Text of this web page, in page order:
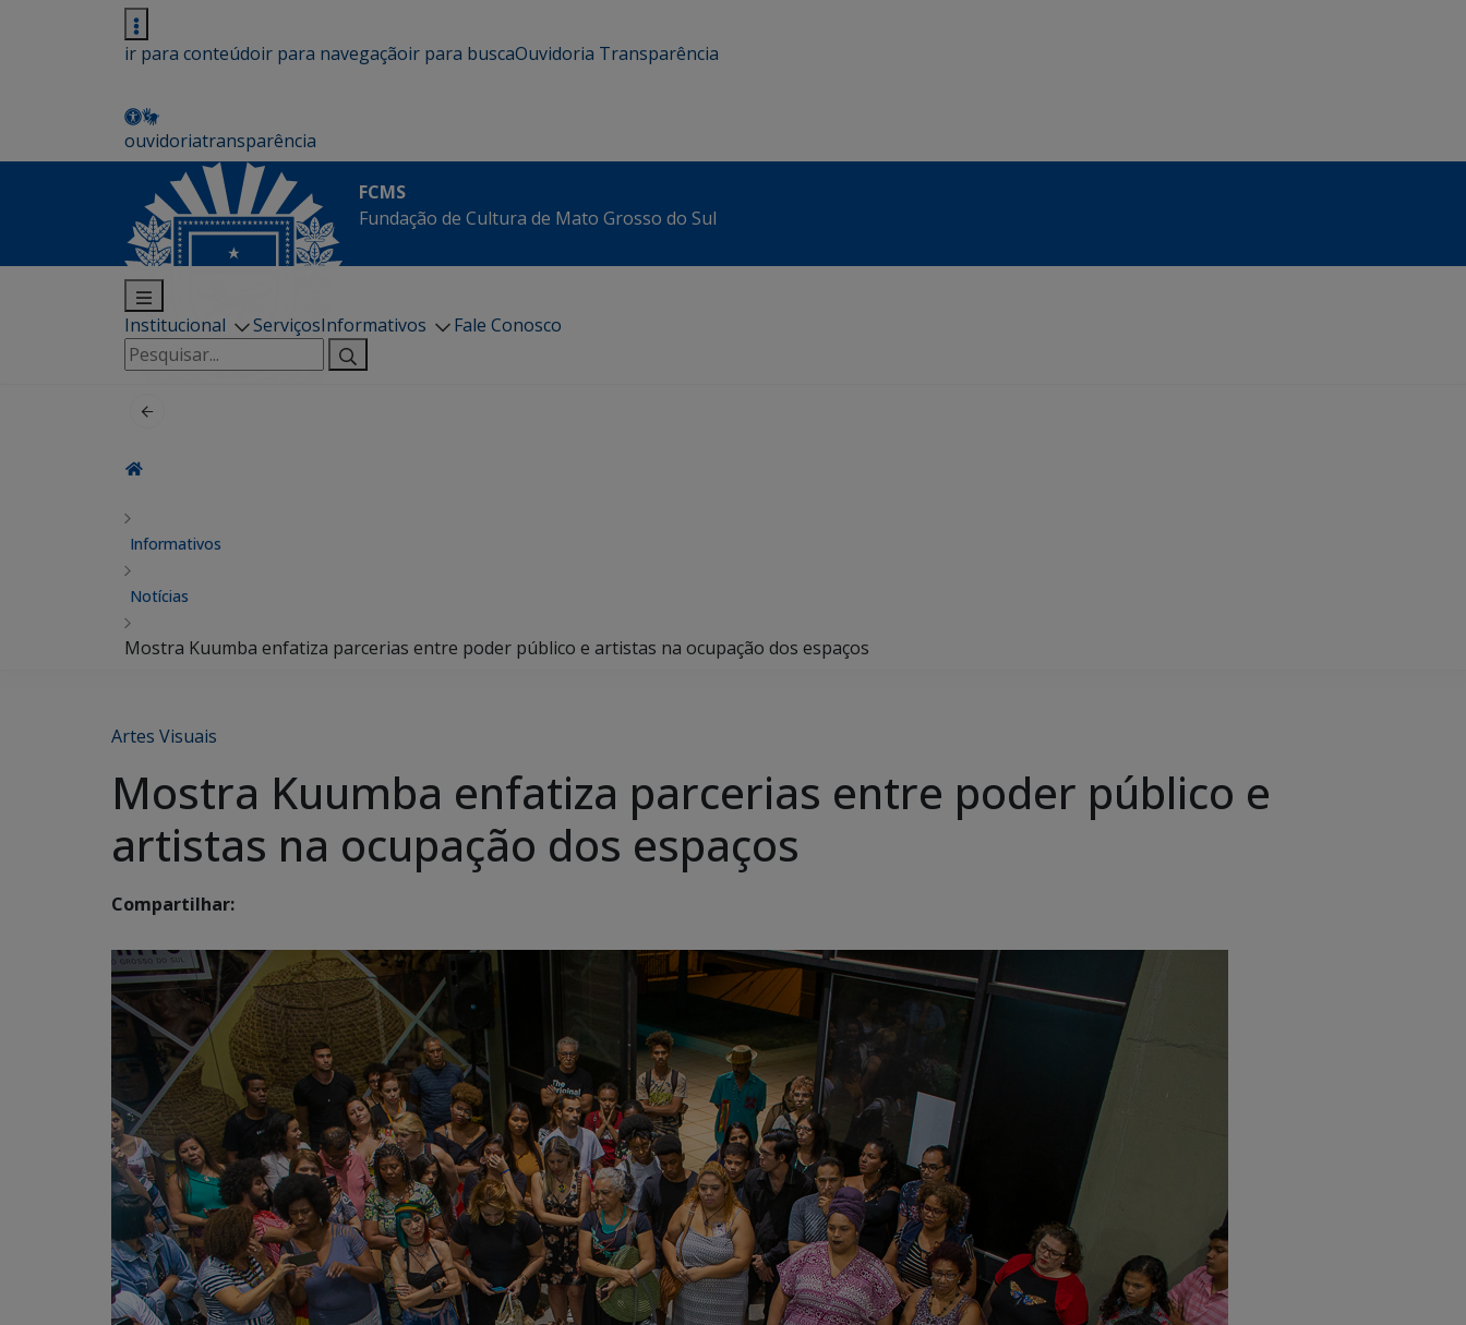
ir para conteúdoir para navegaçãoir para buscaOuvidoria Transparência
ouvidoriatransparência
FCMS
Fundação de Cultura de Mato Grosso do Sul
Institucional ServiçosInformativos
Fale Conosco
Pesquisar
por:
Informativos
Notícias
Mostra Kuumba enfatiza parcerias entre poder público e artistas na ocupação dos espaços
Artes Visuais
Mostra Kuumba enfatiza parcerias entre poder público e
artistas na ocupação dos espaços
Compartilhar: